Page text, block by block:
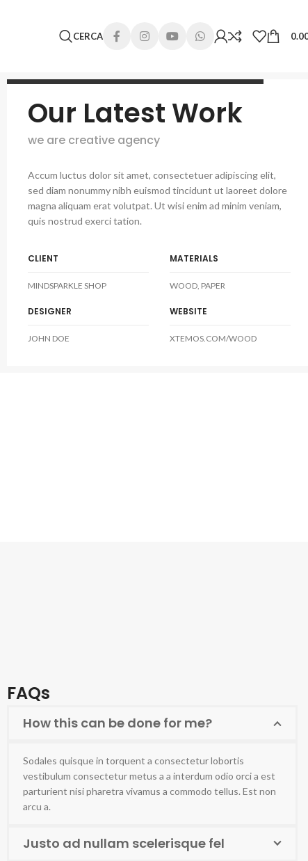
CERCA
Our Latest Work
we are creative agency
Accum luctus dolor sit amet, consectetuer adipiscing elit,
sed diam nonummy nibh euismod tincidunt ut laoreet dolore
magna aliquam erat volutpat. Ut wisi enim ad minim veniam,
quis nostrud exerci tation.
CLIENT
MINDSPARKLE SHOP
DESIGNER
JOHN DOE
MATERIALS
WOOD, PAPER
WEBSITE
XTEMOS.COM/WOOD
FAQs
How this can be done for me?
Sodales quisque in torquent a consectetur lobortis
vestibulum consectetur metus a a interdum odio orci a est
parturient nisi pharetra vivamus a commodo tellus. Est non
arcu a.
Justo ad nullam scelerisque fel